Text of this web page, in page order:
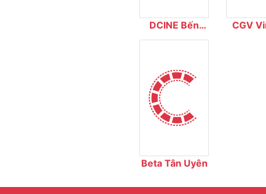
DCINE Bến
Thành
CGV
Beta Tân Uyên